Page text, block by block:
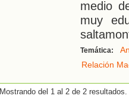
medio
muy
Temática:
Relación
Mostrando del 1 al 2 de 2 resultados.